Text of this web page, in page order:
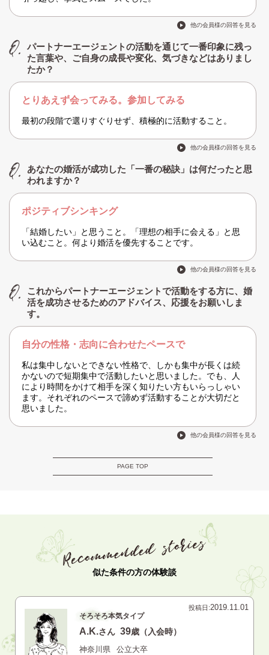
他の会員様の回答を見る
パートナーエージェントの活動を通じて一番印象に残っ
た言葉や、ご自身の成長や変化、気づきなどはありまし
たか？
とりあえず会ってみる。参加してみる
最初の段階で選りすぐりせず、積極的に活動すること。
他の会員様の回答を見る
あなたの婚活が成功した「一番の秘訣」は何だったと思
われますか？
ポジティブシンキング
「結婚したい」と思うこと。「理想の相手に会える」と思
い込むこと。何より婚活を優先することです。
他の会員様の回答を見る
これからパートナーエージェントで活動をする方に、婚
活を成功させるためのアドバイス、応援をお願いしま
す。
自分の性格・志向に合わせたペースで
私は集中しないとできない性格で、しかも集中が長くは続
かないので短期集中で活動したいと思いました。でも、人
により時間をかけて相手を深く知りたい方もいらっしゃい
ます。それぞれのペースで諦めず活動することが大切だと
思いました。
他の会員様の回答を見る
PAGE TOP
似た条件の方の体験談
投稿日:2019.11.01
そろそろ本気タイプ
A.K.さん 39歳（入会時）
神奈川県
公立大卒